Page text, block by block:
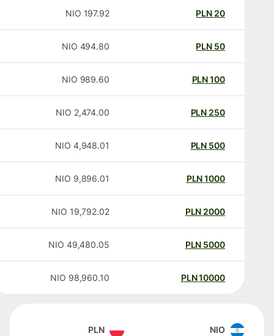
20
PLN
197.92
NIO
50
PLN
494.80
NIO
100
PLN
989.60
NIO
250
PLN
2,474.00
NIO
500
PLN
4,948.01
NIO
1000
PLN
9,896.01
NIO
2000
PLN
19,792.02
NIO
5000
PLN
49,480.05
NIO
10000
PLN
98,960.10
NIO
NIO
PLN